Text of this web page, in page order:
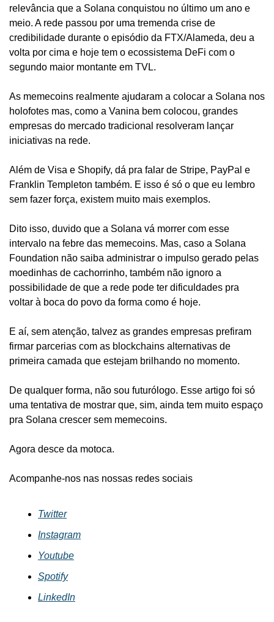
relevância que a Solana conquistou no último um ano e
meio. A rede passou por uma tremenda crise de
credibilidade durante o episódio da FTX/Alameda, deu a
volta por cima e hoje tem o ecossistema DeFi com o
segundo maior montante em TVL.
As memecoins realmente ajudaram a colocar a Solana nos
holofotes mas, como a Vanina bem colocou, grandes
empresas do mercado tradicional resolveram lançar
iniciativas na rede.
Além de Visa e Shopify, dá pra falar de Stripe, PayPal e
Franklin Templeton também. E isso é só o que eu lembro
sem fazer força, existem muito mais exemplos.
Dito isso, duvido que a Solana vá morrer com esse
intervalo na febre das memecoins. Mas, caso a Solana
Foundation não saiba administrar o impulso gerado pelas
moedinhas de cachorrinho, também não ignoro a
possibilidade de que a rede pode ter dificuldades pra
voltar à boca do povo da forma como é hoje.
E aí, sem atenção, talvez as grandes empresas prefiram
firmar parcerias com as blockchains alternativas de
primeira camada que estejam brilhando no momento.
De qualquer forma, não sou futurólogo. Esse artigo foi só
uma tentativa de mostrar que, sim, ainda tem muito espaço
pra Solana crescer sem memecoins.
Agora desce da motoca.
Acompanhe-nos nas nossas redes sociais
Twitter
Instagram
Youtube
Spotify
LinkedIn